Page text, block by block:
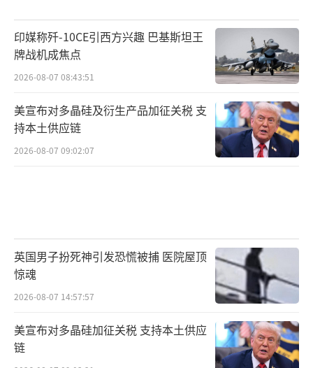
印媒称歼-10CE引西方兴趣 巴基斯坦王
牌战机成焦点
2026-08-07 08:43:51
美宣布对多晶硅及衍生产品加征关税 支
持本土供应链
2026-08-07 09:02:07
英国男子扮死神引发恐慌被捕 医院屋顶
惊魂
2026-08-07 14:57:57
美宣布对多晶硅加征关税 支持本土供应
链